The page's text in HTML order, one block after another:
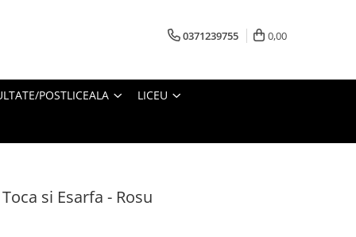
0371239755 0,00
POSTLICEALA LICEU
si Esarfa - Rosu